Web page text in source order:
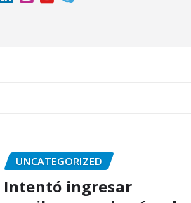
UNCATEGORIZED
Intentó ingresar